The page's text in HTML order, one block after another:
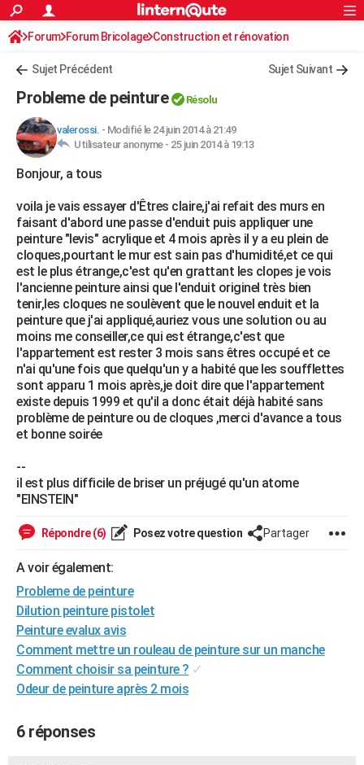
ACTUALITÉS
Politique
Société
Faits Divers
Education
Monde
Villes
+
FINANCE
Retraite
Impôts
Epargne
Immobilier
Risques naturels par ville
Banque
Assurance
Crédit
AUTO
Essais
Réserver un essai
Citadines
Berlines
SUV
Forum auto
+HIGH-TECH
Mobiles
Meilleur smartphone
Internet
Ordinateurs
Jeux vidéo
Guide high-tech
+BRICOLAGE
Forum
Aménagement intérieur
Extérieur
Cuisine
Salle de bains
Jardinage
Rangement
WEEK-END
Guides de France
Escapades
Patrimoine
Expositions
Musées
Week-end nature
+LIFESTYLE
Art de vivre
Bien-être
Loisirs
Mode
Modes de vie
SANTE
Alimentation
Guide de la santé
Maladies
Médicaments
Sommeil
VOYAGE
Destinations
City break
Voyage nature
Voyage de noces
Forum
Climat
+PHOTO
GUIDES D'ACHAT
CARTE DE VOEUX
S'inscrire
Se connecter
Lycées
Collèges
Primaires
Universités
Entreprises
Service militaire
Avis de recherche
AVIS DE DÉCÈS
FORUM
Bricolage
Lifestyle
Culture
Sport
Auto
Television
Voyage
Cinema
Rechercher
S'inscrire
Connexion
Forum Forum Bricolage Construction et rénovation
Peinture, Vernis, Tapissserie
Sujet Précédent Sujet Suivant
Probleme de peinture Résolu
valerossi. - Modifié le 24 juin 2014 à 21:49
Utilisateur anonyme - 25 juin 2014 à 19:13
Bonjour, a tous
voila je vais essayer d'Êtres claire,j'ai refait des murs en
faisant d'abord une passe d'enduit puis appliquer une
peinture "levis" acrylique et 4 mois après il y a eu plein de
cloques,pourtant le mur est sain pas d'humidité,et ce qui
est le plus étrange,c'est qu'en grattant les clopes je vois
l'ancienne peinture ainsi que l'enduit originel très bien
tenir,les cloques ne soulèvent que le nouvel enduit et la
peinture que j'ai appliqué,auriez vous une solution ou au
moins me conseiller,ce qui est étrange,c'est que
l'appartement est rester 3 mois sans êtres occupé et ce
n'ai qu'une fois que quelqu'un y a habité que les soufflettes
sont apparu 1 mois après,je doit dire que l'appartement
existe depuis 1999 et qu'il a donc était déjà habité sans
problème de peinture ou de cloques ,merci d'avance a tous
et bonne soirée
--
il est plus difficile de briser un préjugé qu'un atome
"EINSTEIN"
Répondre (6) Posez votre question Partager
A voir également:
Probleme de peinture
Dilution peinture pistolet
Peinture evalux avis
Comment mettre un rouleau de peinture sur un manche
Comment choisir sa peinture ? ✓
Odeur de peinture après 2 mois
6 réponses